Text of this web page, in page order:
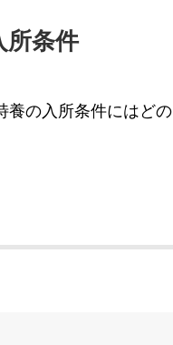
所条件
養の入所条件にはど